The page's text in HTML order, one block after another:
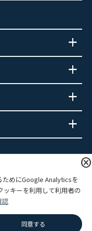
cancel
ためにGoogle Analyticsを
キーを利用して利用者の
認
同意する
サイトマップ